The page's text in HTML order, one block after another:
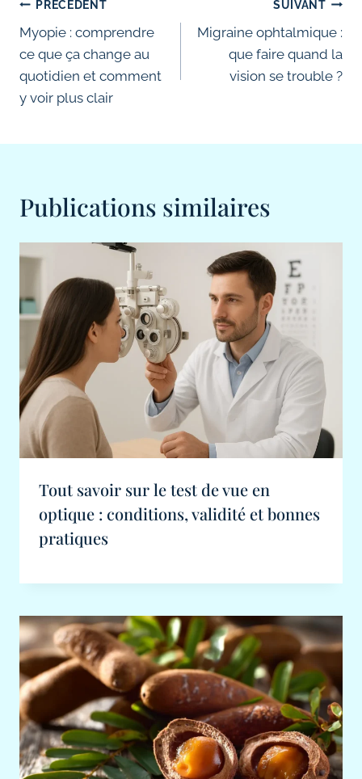
Navigation
de
l’article
PRÉCÉDENT
Myopie : comprendre
ce que ça change au
quotidien et comment
y voir plus clair
SUIVANT
Migraine ophtalmique :
que faire quand la
vision se trouble ?
Publications similaires
Tout savoir sur le test de vue en
optique : conditions, validité et bonnes
pratiques